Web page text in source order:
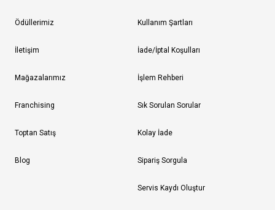
Ödüllerimiz
İletişim
Mağazalarımız
Franchising
Toptan Satış
Blog
Kullanım Şartları
İade/İptal Koşulları
İşlem Rehberi
Sık Sorulan Sorular
Kolay İade
Sipariş Sorgula
Servis Kaydı Oluştur